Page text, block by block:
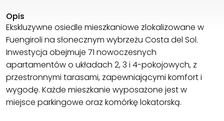
Opis
Ekskluzywne osiedle mieszkaniowe zlokalizowane w
Fuengiroli na słonecznym wybrzeżu Costa del Sol.
Inwestycja obejmuje 71 nowoczesnych
apartamentów o układach 2, 3 i 4-pokojowych, z
przestronnymi tarasami, zapewniającymi komfort i
wygodę. Każde mieszkanie wyposażone jest w
miejsce parkingowe oraz komórkę lokatorską.